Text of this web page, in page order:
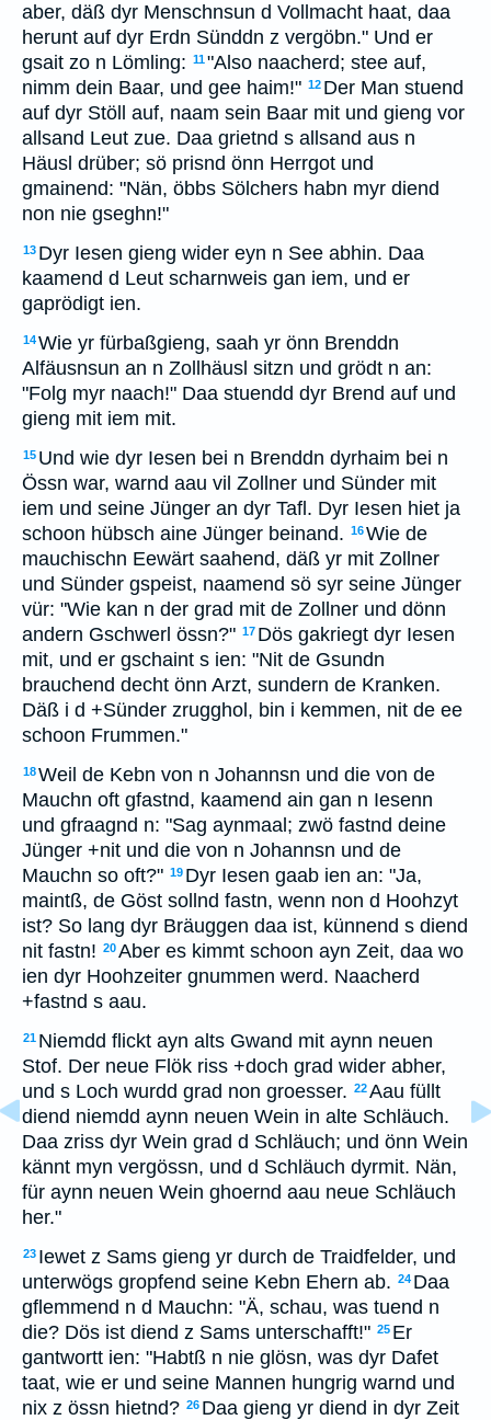
aber, däß dyr Menschnsun d Vollmacht haat, daa
herunt auf dyr Erdn Sünddn z vergöbn." Und er
gsait zo n Lömling: 11"Also naacherd; stee auf,
nimm dein Baar, und gee haim!" 12 Der Man stuend
auf dyr Stöll auf, naam sein Baar mit und gieng vor
allsand Leut zue. Daa grietnd s allsand aus n
Häusl drüber; sö prisnd önn Herrgot und
gmainend: "Nän, öbbs Sölchers habn myr diend
non nie gseghn!"
13 Dyr Iesen gieng wider eyn n See abhin. Daa
kaamend d Leut scharnweis gan iem, und er
gaprödigt ien.
14Wie yr fürbaßgieng, saah yr önn Brenddn
Alfäusnsun an n Zollhäusl sitzn und grödt n an:
"Folg myr naach!" Daa stuendd dyr Brend auf und
gieng mit iem mit.
15 Und wie dyr Iesen bei n Brenddn dyrhaim bei n
Össn war, warnd aau vil Zollner und Sünder mit
iem und seine Jünger an dyr Tafl. Dyr Iesen hiet ja
schoon hübsch aine Jünger beinand. 16Wie de
mauchischn Eewärt saahend, däß yr mit Zollner
und Sünder gspeist, naamend sö syr seine Jünger
vür: "Wie kan n der grad mit de Zollner und dönn
andern Gschwerl össn?" 17 Dös gakriegt dyr Iesen
mit, und er gschaint s ien: "Nit de Gsundn
brauchend decht önn Arzt, sundern de Kranken.
Däß i d +Sünder zrugghol, bin i kemmen, nit de ee
schoon Frummen."
18Weil de Kebn von n Johannsn und die von de
Mauchn oft gfastnd, kaamend ain gan n Iesenn
und gfraagnd n: "Sag aynmaal; zwö fastnd deine
Jünger +nit und die von n Johannsn und de
Mauchn so oft?" 19 Dyr Iesen gaab ien an: "Ja,
maintß, de Göst sollnd fastn, wenn non d Hoohzyt
ist? So lang dyr Bräuggen daa ist, künnend s diend
nit fastn! 20Aber es kimmt schoon ayn Zeit, daa wo
ien dyr Hoohzeiter gnummen werd. Naacherd
+fastnd s aau.
21 Niemdd flickt ayn alts Gwand mit aynn neuen
Stof. Der neue Flök riss +doch grad wider abher,
und s Loch wurdd grad non groesser. 22Aau füllt
diend niemdd aynn neuen Wein in alte Schläuch.
Daa zriss dyr Wein grad d Schläuch; und önn Wein
kännt myn vergössn, und d Schläuch dyrmit. Nän,
für aynn neuen Wein ghoernd aau neue Schläuch
her."
23 Iewet z Sams gieng yr durch de Traidfelder, und
unterwögs gropfend seine Kebn Ehern ab. 24 Daa
gflemmend n d Mauchn: "Ä, schau, was tuend n
die? Dös ist diend z Sams unterschafft!" 25 Er
gantwortt ien: "Habtß n nie glösn, was dyr Dafet
taat, wie er und seine Mannen hungrig warnd und
nix z össn hietnd? 26 Daa gieng yr diend in dyr Zeit